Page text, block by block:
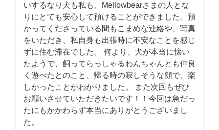
いするなり犬も私も、Mellowbearさまの人とな
りにとても安心して預けることができました。預
かってくださっている間もこまめな連絡や、写真
をいただき、私自身も出張時に不安なことを感じ
ずに住む滞在でした。 何より、犬が本当に懐い
たようで、飼ってらっしゃるわんちゃんとも仲良
く遊べたとのこと、帰る時の寂しそうな顔で、楽
しかったことがわかりました。 また次回もぜひ
お願いさせていただきたいです！！今回は急だっ
たにもかかわらず本当にありがとうございまし
た。